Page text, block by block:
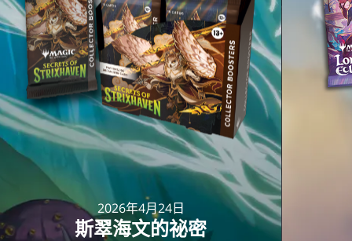
2026年4月24日
斯翠海文的祕密